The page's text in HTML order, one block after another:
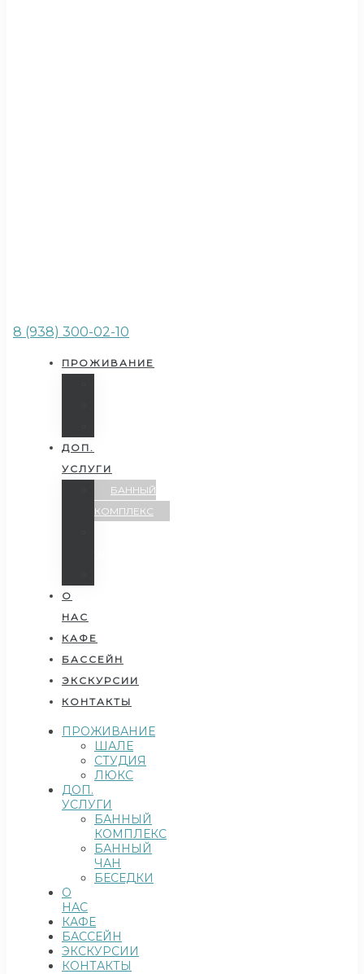
8 (938) 300-02-10
ПРОЖИВАНИЕ
ДОП.
УСЛУГИ
БАННЫЙ
КОМПЛЕКС
О
НАС
КАФЕ
БАССЕЙН
ЭКСКУРСИИ
КОНТАКТЫ
ПРОЖИВАНИЕ
ШАЛЕ
СТУДИЯ
ЛЮКС
ДОП.
УСЛУГИ
БАННЫЙ
КОМПЛЕКС
БАННЫЙ
ЧАН
БЕСЕДКИ
О
НАС
КАФЕ
БАССЕЙН
ЭКСКУРСИИ
КОНТАКТЫ